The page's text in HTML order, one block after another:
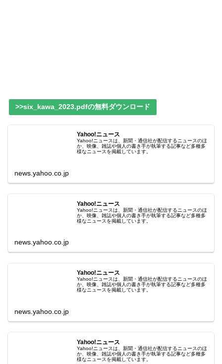
>>six_kawa_2023.pdfの無料ダウンロード
Yahoo!ニュース
Yahoo!ニュースは、新聞・通信社が配信するニュースのほ
か、映像、雑誌や個人の書き手が執筆する記事など多種多
様なニュースを掲載しています。
news.yahoo.co.jp
Yahoo!ニュース
Yahoo!ニュースは、新聞・通信社が配信するニュースのほ
か、映像、雑誌や個人の書き手が執筆する記事など多種多
様なニュースを掲載しています。
news.yahoo.co.jp
Yahoo!ニュース
Yahoo!ニュースは、新聞・通信社が配信するニュースのほ
か、映像、雑誌や個人の書き手が執筆する記事など多種多
様なニュースを掲載しています。
news.yahoo.co.jp
Yahoo!ニュース
Yahoo!ニュースは、新聞・通信社が配信するニュースのほ
か、映像、雑誌や個人の書き手が執筆する記事など多種多
様なニュースを掲載しています。